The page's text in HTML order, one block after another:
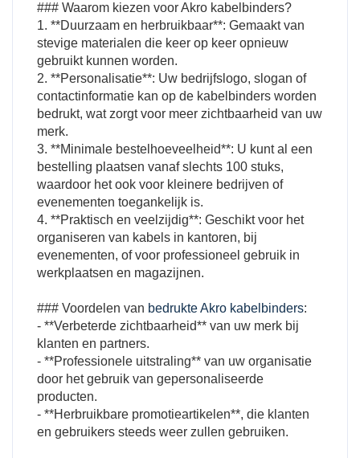
### Waarom kiezen voor Akro kabelbinders?
1. **Duurzaam en herbruikbaar**: Gemaakt van
stevige materialen die keer op keer opnieuw
gebruikt kunnen worden.
2. **Personalisatie**: Uw bedrijfslogo, slogan of
contactinformatie kan op de kabelbinders worden
bedrukt, wat zorgt voor meer zichtbaarheid van uw
merk.
3. **Minimale bestelhoeveelheid**: U kunt al een
bestelling plaatsen vanaf slechts 100 stuks,
waardoor het ook voor kleinere bedrijven of
evenementen toegankelijk is.
4. **Praktisch en veelzijdig**: Geschikt voor het
organiseren van kabels in kantoren, bij
evenementen, of voor professioneel gebruik in
werkplaatsen en magazijnen.
### Voordelen van bedrukte Akro kabelbinders:
- **Verbeterde zichtbaarheid** van uw merk bij
klanten en partners.
- **Professionele uitstraling** van uw organisatie
door het gebruik van gepersonaliseerde
producten.
- **Herbruikbare promotieartikelen**, die klanten
en gebruikers steeds weer zullen gebruiken.